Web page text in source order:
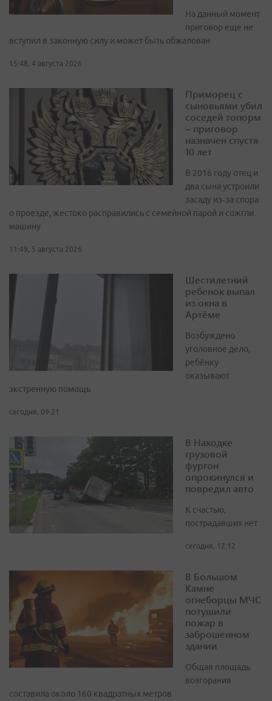
На данный момент
приговор еще не
вступил в законную силу и может быть обжалован
15:48, 4 августа 2026
Приморец с
сыновьями убил
соседей топорм
– приговор
назначен спустя
10 лет
В 2016 году отец и
два сына устроили
засаду из‑за спора
о проезде, жестоко расправились с семейной парой и сожгли
машину
11:49, 5 августа 2026
Шестилетний
ребенок выпал
из окна в
Артёме
Возбуждено
уголовное дело,
ребёнку
оказывают
экстренную помощь
сегодня, 09:21
В Находке
грузовой
фургон
опрокинулся и
повредил авто
К счастью,
пострадавших нет
сегодня, 12:12
В Большом
Камне
огнеборцы МЧС
потушили
пожар в
заброшенном
здании
Общая площадь
возгорания
составила около 160 квадратных метров